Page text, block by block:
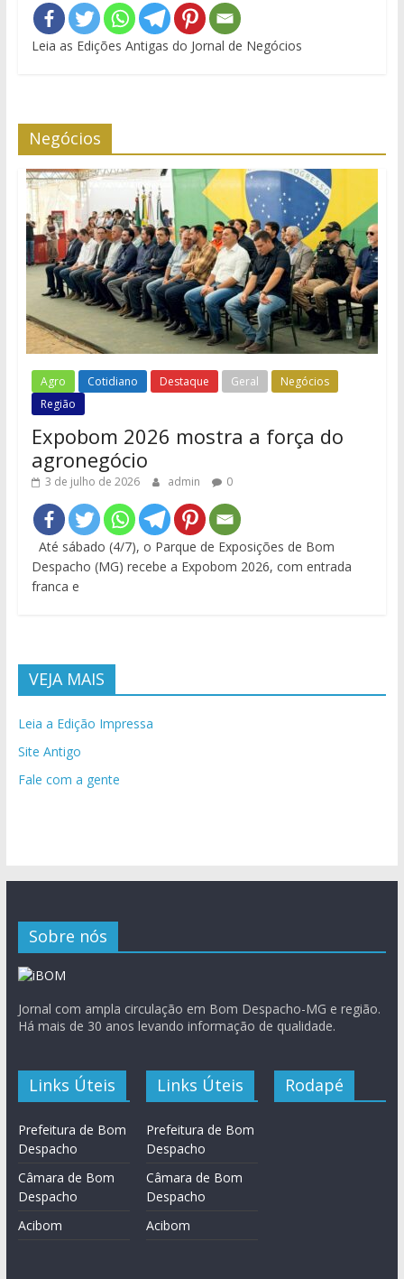
Leia as Edições Antigas do Jornal de Negócios
Negócios
Agro Cotidiano Destaque Geral
Negócios
Região
Expobom 2026 mostra a força do
agronegócio
3 de julho de 2026 admin 0
Até sábado (4/7), o Parque de Exposições de Bom
Despacho (MG) recebe a Expobom 2026, com entrada
franca e
VEJA MAIS
Leia a Edição Impressa
Site Antigo
Fale com a gente
Sobre nós
Jornal com ampla circulação em Bom Despacho-MG e região.
Há mais de 30 anos levando informação de qualidade.
Links Úteis
Prefeitura de Bom
Despacho
Câmara de Bom
Despacho
Acibom
Links Úteis
Prefeitura de Bom
Despacho
Câmara de Bom
Despacho
Acibom
Rodapé